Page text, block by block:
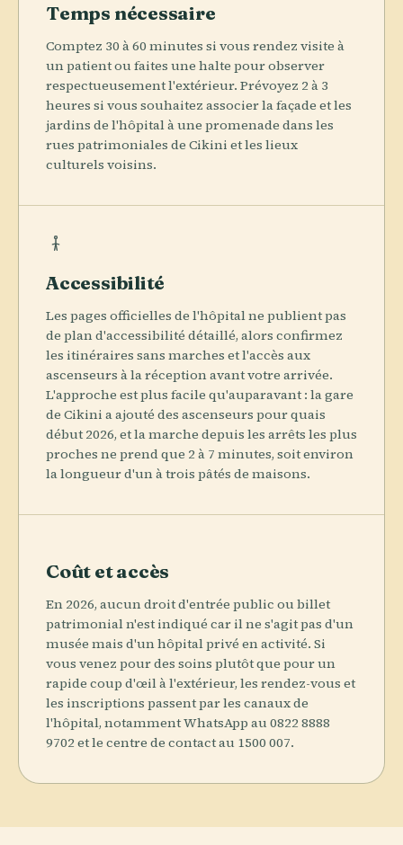
Temps nécessaire
Comptez 30 à 60 minutes si vous rendez visite à
un patient ou faites une halte pour observer
respectueusement l'extérieur. Prévoyez 2 à 3
heures si vous souhaitez associer la façade et les
jardins de l'hôpital à une promenade dans les
rues patrimoniales de Cikini et les lieux
culturels voisins.
Accessibilité
Les pages officielles de l'hôpital ne publient pas
de plan d'accessibilité détaillé, alors confirmez
les itinéraires sans marches et l'accès aux
ascenseurs à la réception avant votre arrivée.
L'approche est plus facile qu'auparavant : la gare
de Cikini a ajouté des ascenseurs pour quais
début 2026, et la marche depuis les arrêts les plus
proches ne prend que 2 à 7 minutes, soit environ
la longueur d'un à trois pâtés de maisons.
Coût et accès
En 2026, aucun droit d'entrée public ou billet
patrimonial n'est indiqué car il ne s'agit pas d'un
musée mais d'un hôpital privé en activité. Si
vous venez pour des soins plutôt que pour un
rapide coup d'œil à l'extérieur, les rendez-vous et
les inscriptions passent par les canaux de
l'hôpital, notamment WhatsApp au 0822 8888
9702 et le centre de contact au 1500 007.